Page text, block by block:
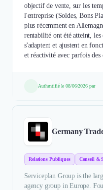
objectif de vente, sur les
l'entreprise (Soldes, Bons
plus récemment en
rentabilité ont été atteint, les
s'adaptent et ajustent en
et réactivité avec parfois des
Authentifié le 08/06/2026 par
Germany
Relations Publiques Conseil &
Serviceplan Group is the
agency group in Europe.